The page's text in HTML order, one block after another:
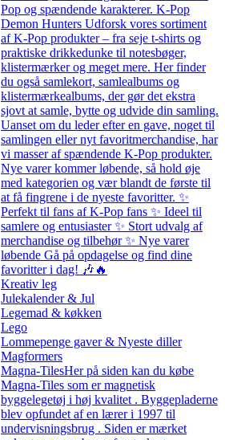
Pop og spændende karakterer. K-Pop
Demon Hunters Udforsk vores sortiment
af K-Pop produkter – fra seje t-shirts og
praktiske drikkedunke til notesbøger,
klistermærker og meget mere. Her finder
du også samlekort, samlealbums og
klistermærkealbums, der gør det ekstra
sjovt at samle, bytte og udvide din samling.
Uanset om du leder efter en gave, noget til
samlingen eller nyt favoritmerchandise, har
vi masser af spændende K-Pop produkter.
Nye varer kommer løbende, så hold øje
med kategorien og vær blandt de første til
at få fingrene i de nyeste favoritter. ✨
Perfekt til fans af K-Pop fans ✨ Ideel til
samlere og entusiaster ✨ Stort udvalg af
merchandise og tilbehør ✨ Nye varer
løbende Gå på opdagelse og find dine
favoritter i dag! 🎶🔥
Kreativ leg
Julekalender & Jul
Legemad & køkken
Lego
Lommepenge gaver & Nyeste diller
Magformers
Magna-TilesHer på siden kan du købe
Magna-Tiles som er magnetisk
byggelegetøj i høj kvalitet . Byggepladerne
blev opfundet af en lærer i 1997 til
undervisningsbrug . Siden er mærket